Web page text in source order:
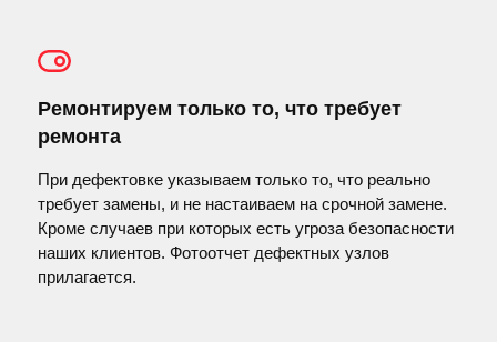
Ремонтируем только то, что требует
ремонта
При дефектовке указываем только то, что реально
требует замены, и не настаиваем на срочной замене.
Кроме случаев при которых есть угроза безопасности
наших клиентов. Фотоотчет дефектных узлов
прилагается.